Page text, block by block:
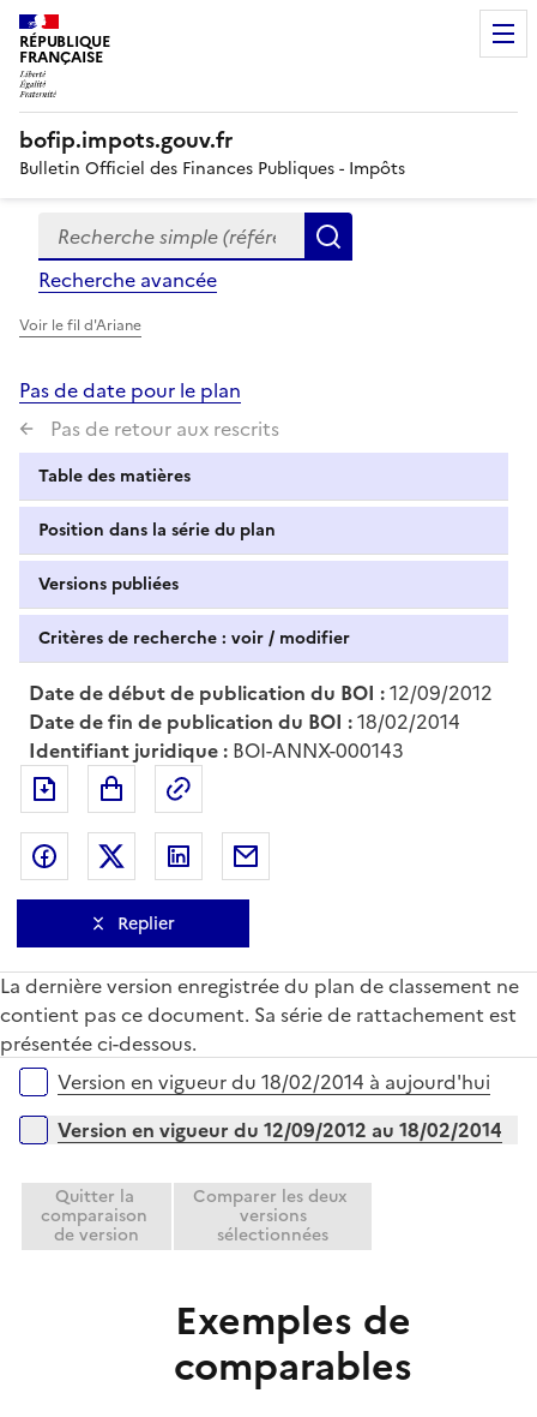
RÉPUBLIQUE
FRANÇAISE
bofip.impots.gouv.fr
Bulletin Officiel des Finances Publiques - Impôts
Formulaire
de
recherche
Recherche simple (références, mots clés, partie du
Recherche avancée
Voir le fil d'Ariane
Pas de date pour le plan
Pas de retour aux rescrits
Table des matières
Position dans la série du plan
Versions publiées
Critères de recherche : voir / modifier
Date de début de publication du BOI :12/09/2012
Date de fin de publication du BOI :18/02/2014
Identifiant juridique : BOI-ANNX-000143
Exporter le document au format pdf
Partager sur Facebook
Partager sur Twitter
Partager sur LinkedIn
Replier
La dernière version enregistrée du plan de classement ne
contient pas ce document. Sa série de rattachement est
présentée ci-dessous.
Versions sur la période
Version en vigueur du 18/02/2014 à aujourd'hui
Version en vigueur du 12/09/2012 au 18/02/2014
Quitter la
comparaison
de version
Comparer les deux
versions
sélectionnées
Exemples de
comparables